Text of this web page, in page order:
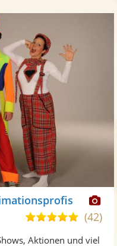
5,0(42)
Aktionen und viel